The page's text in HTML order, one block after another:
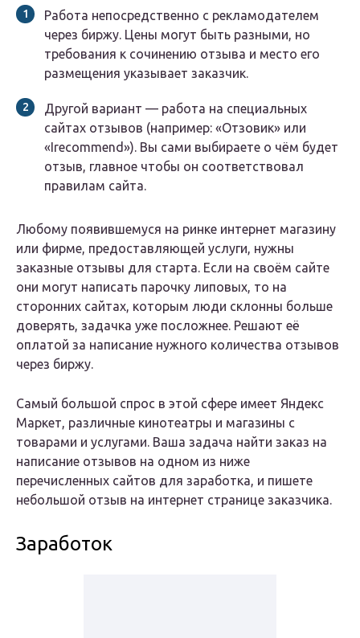
Работа непосредственно с рекламодателем
через биржу. Цены могут быть разными, но
требования к сочинению отзыва и место его
размещения указывает заказчик.
Другой вариант — работа на специальных
сайтах отзывов (например: «Отзовик» или
«Irecommend»). Вы сами выбираете о чём будет
отзыв, главное чтобы он соответствовал
правилам сайта.
Любому появившемуся на ринке интернет магазину
или фирме, предоставляющей услуги, нужны
заказные отзывы для старта. Если на своём сайте
они могут написать парочку липовых, то на
сторонних сайтах, которым люди склонны больше
доверять, задачка уже посложнее. Решают её
оплатой за написание нужного количества отзывов
через биржу.
Самый большой спрос в этой сфере имеет Яндекс
Маркет, различные кинотеатры и магазины с
товарами и услугами. Ваша задача найти заказ на
написание отзывов на одном из ниже
перечисленных сайтов для заработка, и пишете
небольшой отзыв на интернет странице заказчика.
Заработок